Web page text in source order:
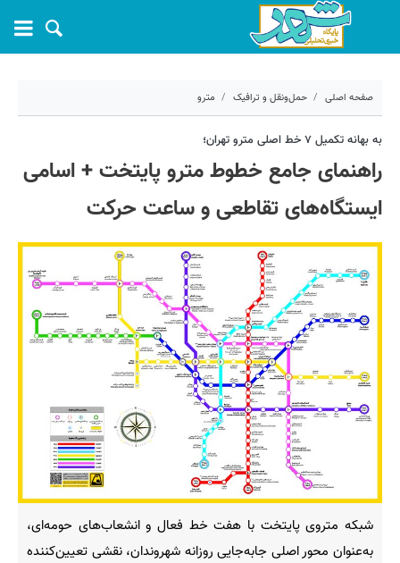
صفحه اصلی حمل‌ونقل و ترافیک مترو
۱۳ خرداد ۱۴۰۵ - ۰۷:۳۱
کد مطلب:81365
به بهانه تکمیل ۷ خط اصلی مترو تهران؛
راهنمای جامع خطوط مترو پایتخت + اسامی
ایستگاه‌های تقاطعی و ساعت حرکت
شبکه متروی پایتخت با هفت خط فعال و انشعاب‌های حومه‌ای،
به‌عنوان محور اصلی جابه‌جایی روزانه شهروندان، نقشی تعیین‌کننده